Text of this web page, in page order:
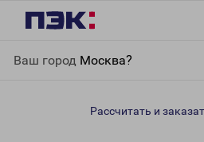
Ваш город Москва?
область
Рассчитать и